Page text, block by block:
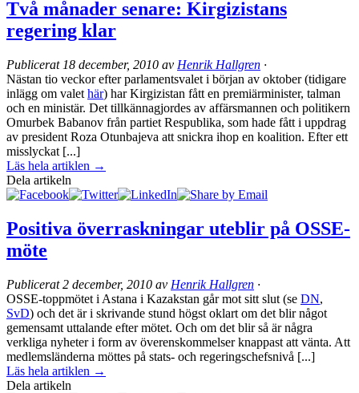
Två månader senare: Kirgizistans
regering klar
Publicerat 18 december, 2010 av Henrik Hallgren ·
Nästan tio veckor efter parlamentsvalet i början av oktober (tidigare
inlägg om valet här) har Kirgizistan fått en premiärminister, talman
och en ministär. Det tillkännagjordes av affärsmannen och politikern
Omurbek Babanov från partiet Respublika, som hade fått i uppdrag
av president Roza Otunbajeva att snickra ihop en koalition. Efter ett
misslyckat [...]
Läs hela artiklen →
Dela artikeln
Positiva överraskningar uteblir på OSSE-
möte
Publicerat2 december, 2010 av Henrik Hallgren ·
OSSE-toppmötet i Astana i Kazakstan går mot sitt slut (se DN,
SvD) och det är i skrivande stund högst oklart om det blir något
gemensamt uttalande efter mötet. Och om det blir så är några
verkliga nyheter i form av överenskommelser knappast att vänta. Att
medlemsländerna möttes på stats- och regeringschefsnivå [...]
Läs hela artiklen →
Dela artikeln